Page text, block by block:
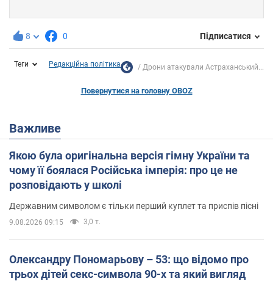
8 0 Підписатися
Теги Редакційна політика Дрони атакували Астраханський...
Повернутися на головну OBOZ
Важливе
Якою була оригінальна версія гімну України та
чому її боялася Російська імперія: про це не
розповідають у школі
Державним символом є тільки перший куплет та приспів пісні
9.08.2026 09:15 3,0 т.
Олександру Пономарьову – 53: що відомо про
трьох дітей секс-символа 90-х та який вигляд